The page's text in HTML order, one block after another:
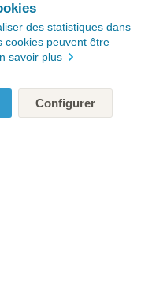
des statistiques dans
cookies peuvent être
savoir plus
Configurer